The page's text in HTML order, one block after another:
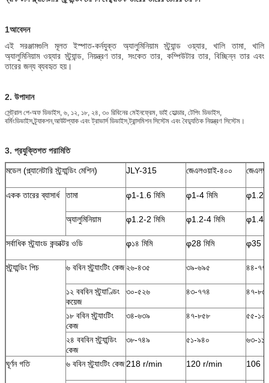
1আবেদন
এই সরঞ্জামগুলি মূলত ইস্পাত-কর্নযুক্ত অ্যালুমিনিয়াম স্ট্র্যান্ড ওয়্যার, খালি তামা, খালি
অ্যালুমিনিয়াম ওয়্যার স্ট্র্যান্ড, নিয়ন্ত্রণ তার, সংকেত তার, কম্পিউটার তার, বিচ্ছিন্ন তার এবং
তারের জন্য ব্যবহৃত হয়।
2. উপাদান
সেন্ট্রাল পে-অফ ডিভাইস, ৬, ১২, ১৮, ২৪, ৩০ রিবিনের মেইনফ্রেম, ডাই হোল্ডার, টেপিং ডিভাইস,
বর্মিংডিভাইস,ট্র্যাকশন,আউটপ্যাক এবং ট্রাভার্স ডিভাইস,ট্রান্সমিশন সিস্টেম এবং বৈদ্যুতিক নিয়ন্ত্রণ সিস্টেম।
3. প্রযুক্তিগত পরামিতি
মডেল (প্ল্যানেটারি স্ট্র্যান্ডিং মেশিন) JLY-315 জেএলওয়াই-৪০০
একক তারের ব্যাসার্ধ তামা φ1-1.6 মিমি φ1-4 মিমি φ1.2-5
অ্যালুমিনিয়াম φ1.2-2 মিমি φ1.2-4 মিমি φ1.4-5
সর্বাধিক স্ট্র্যাংড কন্ডাক্টর ওডি φ১৪ মিমি φ28 মিমি φ35
স্ট্র্যান্ডিং পিচ ৬ ববিন স্ট্র্যাংটিং কেজ২৬-৪৩৫ ৩৯-৬৯৫ ৪৪-
১২ বববিন স্ট্র্যাণ্ডিং
কয়েজ
৩০-৫২৬ ৪৩-৭৭৪ ৪৭-
১৮ ববিন স্ট্র্যাংটিং
কেজ
৩৪-৬৩৯ ৪৭-৮৫৮ ৫৫-
২৪ বববিন স্ট্র্যান্ডিং
কেজ
৩৮-৭৪৯ ৫১-৯৪০ ৬৩-
ঘূর্ণন গতি ৬ ববিন স্ট্র্যাংটিং কেজ 218 r/min 120 r/min 106